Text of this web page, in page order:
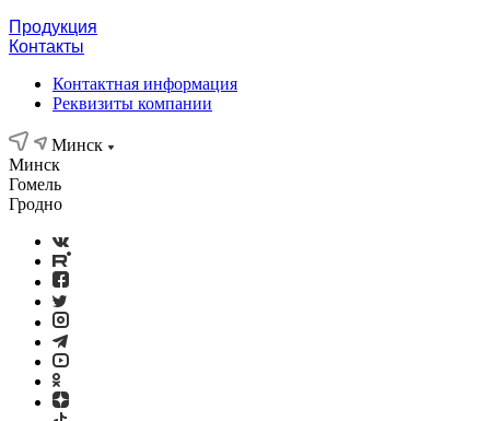
Продукция
Контакты
Контактная информация
Реквизиты компании
Минск
Минск
Гомель
Гродно